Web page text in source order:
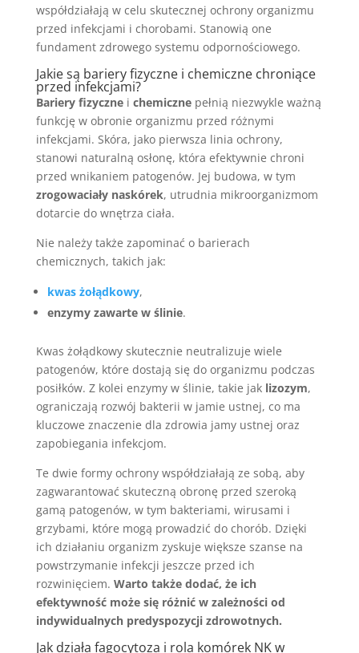
współdziałają w celu skutecznej ochrony organizmu
przed infekcjami i chorobami. Stanowią one
fundament zdrowego systemu odpornościowego.
Jakie są bariery fizyczne i chemiczne chroniące
przed infekcjami?
Bariery fizycznei chemicznepełnią niezwykle ważną
funkcję w obronie organizmu przed różnymi
infekcjami. Skóra, jako pierwsza linia ochrony,
stanowi naturalną osłonę, która efektywnie chroni
przed wnikaniem patogenów. Jej budowa, w tym
zrogowaciały naskórek, utrudnia mikroorganizmom
dotarcie do wnętrza ciała.
Nie należy także zapominać o barierach
chemicznych, takich jak:
kwas żołądkowy,
enzymy zawarte w ślinie.
Kwas żołądkowy skutecznie neutralizuje wiele
patogenów, które dostają się do organizmu podczas
posiłków. Z kolei enzymy w ślinie, takie jak lizozym,
ograniczają rozwój bakterii w jamie ustnej, co ma
kluczowe znaczenie dla zdrowia jamy ustnej oraz
zapobiegania infekcjom.
Te dwie formy ochrony współdziałają ze sobą, aby
zagwarantować skuteczną obronę przed szeroką
gamą patogenów, w tym bakteriami, wirusami i
grzybami, które mogą prowadzić do chorób. Dzięki
ich działaniu organizm zyskuje większe szanse na
powstrzymanie infekcji jeszcze przed ich
rozwinięciem. Warto także dodać, że ich
efektywność może się różnić w zależności od
indywidualnych predyspozycji zdrowotnych.
Jak działa fagocytoza i rola komórek NK w